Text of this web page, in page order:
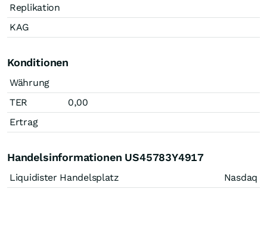
Replikation
KAG
Konditionen
Währung
TER
0,00
Ertrag
Handelsinformationen US45783Y4917
Liquidister Handelsplatz Nasdaq